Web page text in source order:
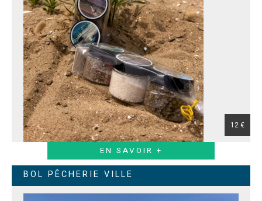
EN SAVOIR +
12 €
BOL PÊCHERIE VILLE